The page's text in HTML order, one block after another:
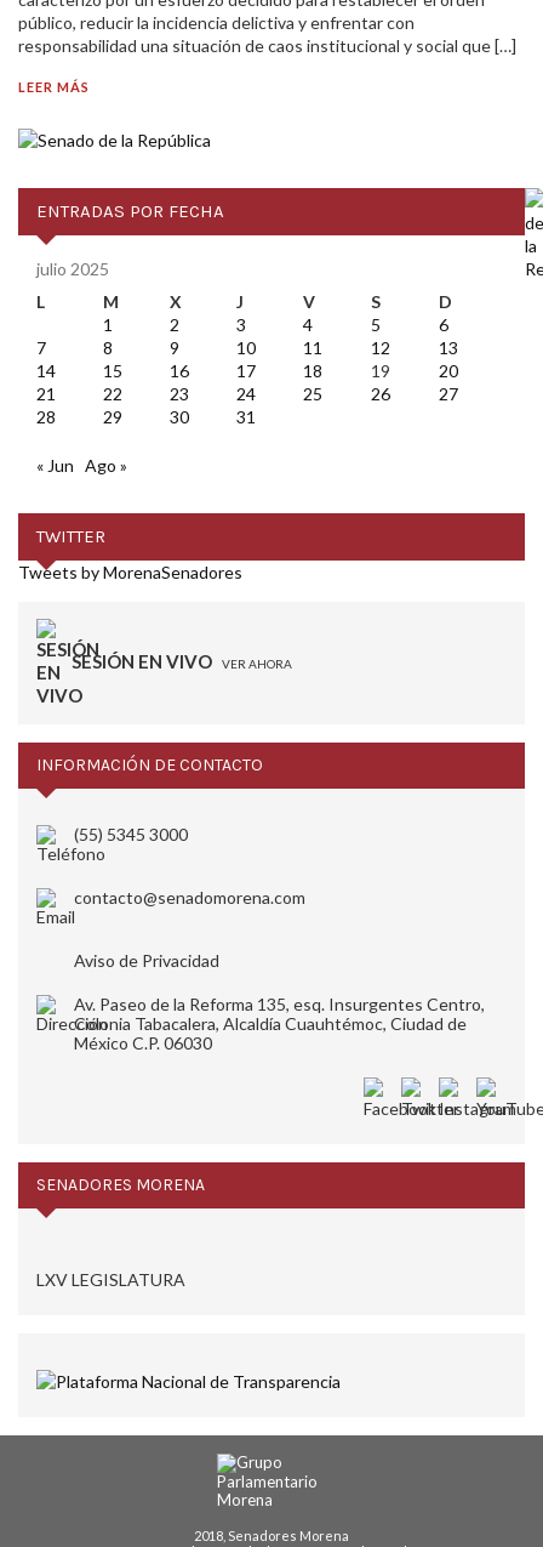
público, reducir la incidencia delictiva y enfrentar con
responsabilidad una situación de caos institucional y social que […]
LEER MÁS
ENTRADAS POR FECHA
julio 2025
L
M X J V S
D
1
2 3 4 5
6
7
8 9 10 11 12
13
14
15 16 17 18 19
20
21
22 23 24 25 26
27
28
29 30 31
« Jun Ago »
TWITTER
Tweets by MorenaSenadores
SESIÓN EN VIVO VER AHORA
INFORMACIÓN DE CONTACTO
(55) 5345 3000
contacto@senadomorena.com
Aviso de Privacidad
Av. Paseo de la Reforma 135, esq. Insurgentes Centro,
Colonia Tabacalera, Alcaldía Cuauhtémoc, Ciudad de
México C.P. 06030
SENADORES MORENA
LXV LEGISLATURA
2018, Senadores Morena